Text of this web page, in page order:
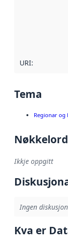
URI:
Tema
Regionar og
Nøkkelord
Ikkje oppgitt
Ingen
Kva er